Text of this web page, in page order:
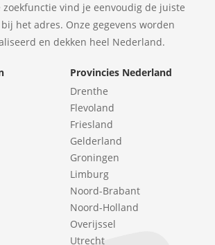
zoekfunctie vind je eenvoudig de juiste
het adres. Onze gegevens worden
en dekken heel Nederland.
Provincies Nederland
Drenthe
Flevoland
Friesland
Gelderland
Groningen
Limburg
Noord-Brabant
Noord-Holland
Overijssel
Utrecht